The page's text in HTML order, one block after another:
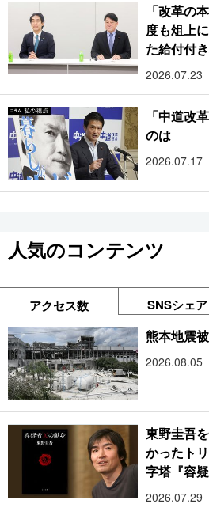
「改革の
度も俎上
た給付付
2026.07.23
「中道改
のは
2026.07.17
人気のコンテンツ
アクセス数 SNSシェア
熊本地震
2026.08.05
東野圭吾
かったト
字塔『容
2026.07.29